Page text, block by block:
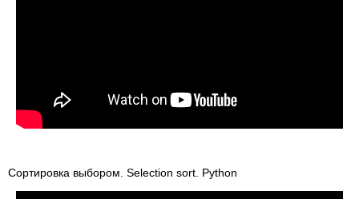
Сортировка выбором. Selection sort. Python